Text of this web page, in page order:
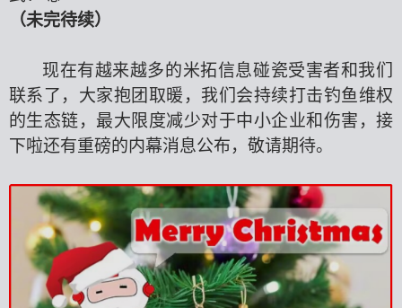
（未完待续）
现在有越来越多的米拓信息碰瓷受害者和我们
联系了，大家抱团取暖，我们会持续打击钓鱼维权
的生态链，最大限度减少对于中小企业和伤害，接
下啦还有重磅的内幕消息公布，敬请期待。